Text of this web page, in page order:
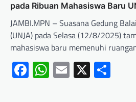
pada Ribuan Mahasiswa Baru
JAMBI.MPN – Suasana Gedung
(UNJA) pada Selasa (12/8/2025)
mahasiswa baru memenuhi
Facebook
WhatsApp
Email
X